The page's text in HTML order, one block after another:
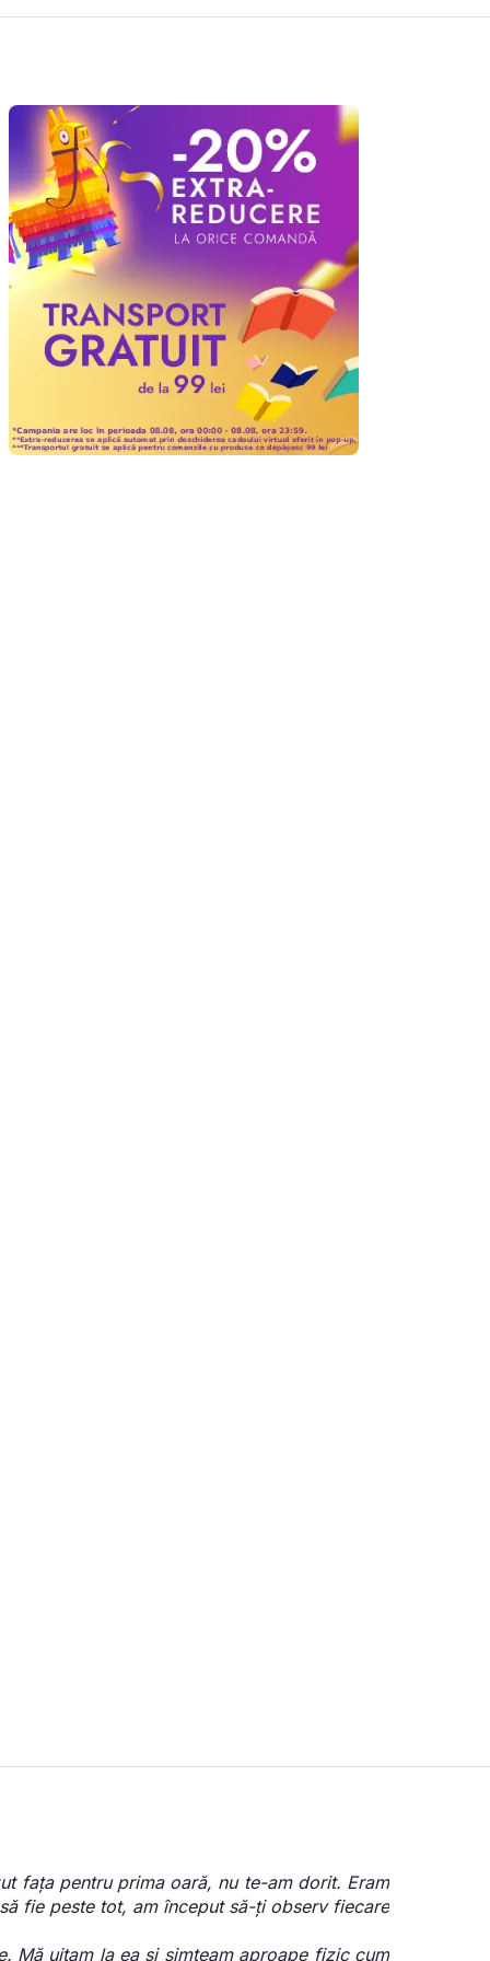
fața pentru prima oară, nu te-am dorit. Eram
fie peste tot, am început să-ți observ fiecare
Mă uitam la ea și simțeam aproape fizic cum